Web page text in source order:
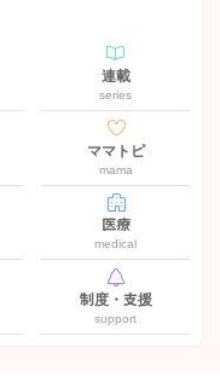
連載
series
ママトピ
mama
医療
medical
制度・支援
support